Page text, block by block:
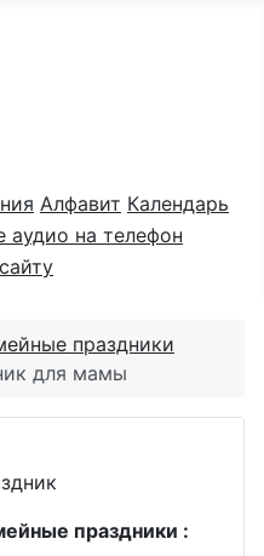
Алфавит Календарь
праздники
для мамы
праздники :